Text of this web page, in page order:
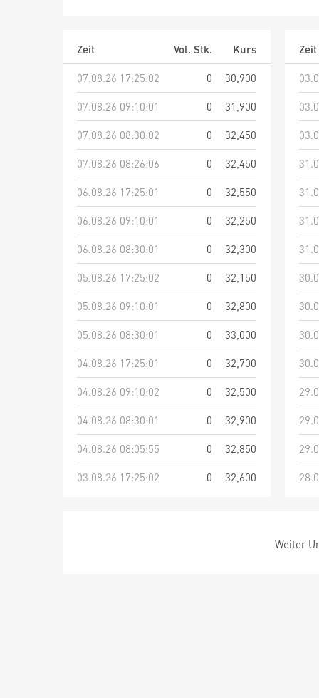
Zeit Vol. Stk.
Kurs
07.08.26 17:25:02
0
30,900
07.08.26 09:10:01
0
31,900
07.08.26 08:30:02
0
32,450
07.08.26 08:26:06
0
32,450
06.08.26 17:25:01
0
32,550
06.08.26 09:10:01
0
32,250
06.08.26 08:30:01
0
32,300
05.08.26 17:25:02
0
32,150
05.08.26 09:10:01
0
32,800
05.08.26 08:30:01
0
33,000
04.08.26 17:25:01
0
32,700
04.08.26 09:10:02
0
32,500
04.08.26 08:30:01
0
32,900
04.08.26 08:05:55
0
32,850
03.08.26 17:25:02
0 32,600
Zeit
Weiter